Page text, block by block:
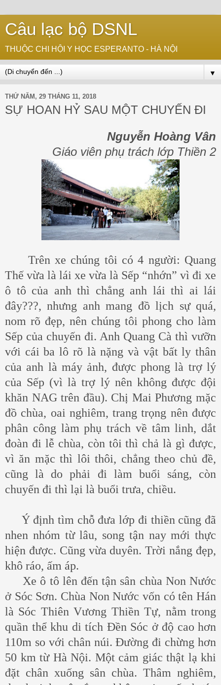
Câu lạc bộ DSNL
THUỘC CHI HỘI Y HỌC ESPERANTO - HÀ NỘI
▼
THỨ NĂM, 29 THÁNG 11, 2018
SỰ HOAN HỶ SAU MỘT CHUYẾN ĐI
Nguyễn Hoàng Vân
Giáo viên phụ trách lớp Thiền 2
Trên xe chúng tôi có 4 người: Quang
Thế vừa là lái xe vừa là Sếp “nhớn” vì đi xe
ô tô của anh thì chẳng anh lái thì ai lái
đây???, nhưng anh mang đồ lịch sự quá,
nom rõ đẹp, nên chúng tôi phong cho làm
Sếp của chuyến đi. Anh Quang Cà thì vưỡn
với cái ba lô rõ là nặng và vật bất ly thân
của anh là máy ảnh, được phong là trợ lý
của Sếp (vì là trợ lý nên không được đội
khăn NAG trên đầu). Chị Mai Phương mặc
đồ chùa, oai nghiêm, trang trọng nên được
phân công làm phụ trách về tâm linh, dắt
đoàn đi lễ chùa, còn tôi thì chả là gì được,
vì ăn mặc thì lôi thôi, chẳng theo chủ đề,
cũng là do phải đi làm buổi sáng, còn
chuyến đi thì lại là buổi trưa, chiều.
Ý định tìm chỗ đưa lớp đi thiền cũng đã
nhen nhóm từ lâu, song tận nay mới thực
hiện được. Cũng vừa duyên. Trời nắng đẹp,
khô ráo, ấm áp.
Xe ô tô lên đến tận sân chùa Non Nước
ở Sóc Sơn. Chùa Non Nước vốn có tên Hán
là Sóc Thiên Vương Thiền Tự, nằm trong
quần thể khu di tích Đền Sóc ở độ cao hơn
110m so với chân núi. Đường đi chừng hơn
50 km từ Hà Nội. Một cảm giác thật lạ khi
đặt chân xuống sân chùa. Thâm nghiêm,